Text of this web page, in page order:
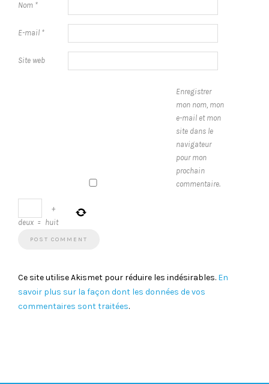
Nom *
E-mail *
Site web
Enregistrer
mon nom, mon
e-mail et mon
site dans le
navigateur
pour mon
prochain
commentaire.
+
deux = huit
Ce site utilise Akismet pour réduire les indésirables. En
savoir plus sur la façon dont les données de vos
commentaires sont traitées.